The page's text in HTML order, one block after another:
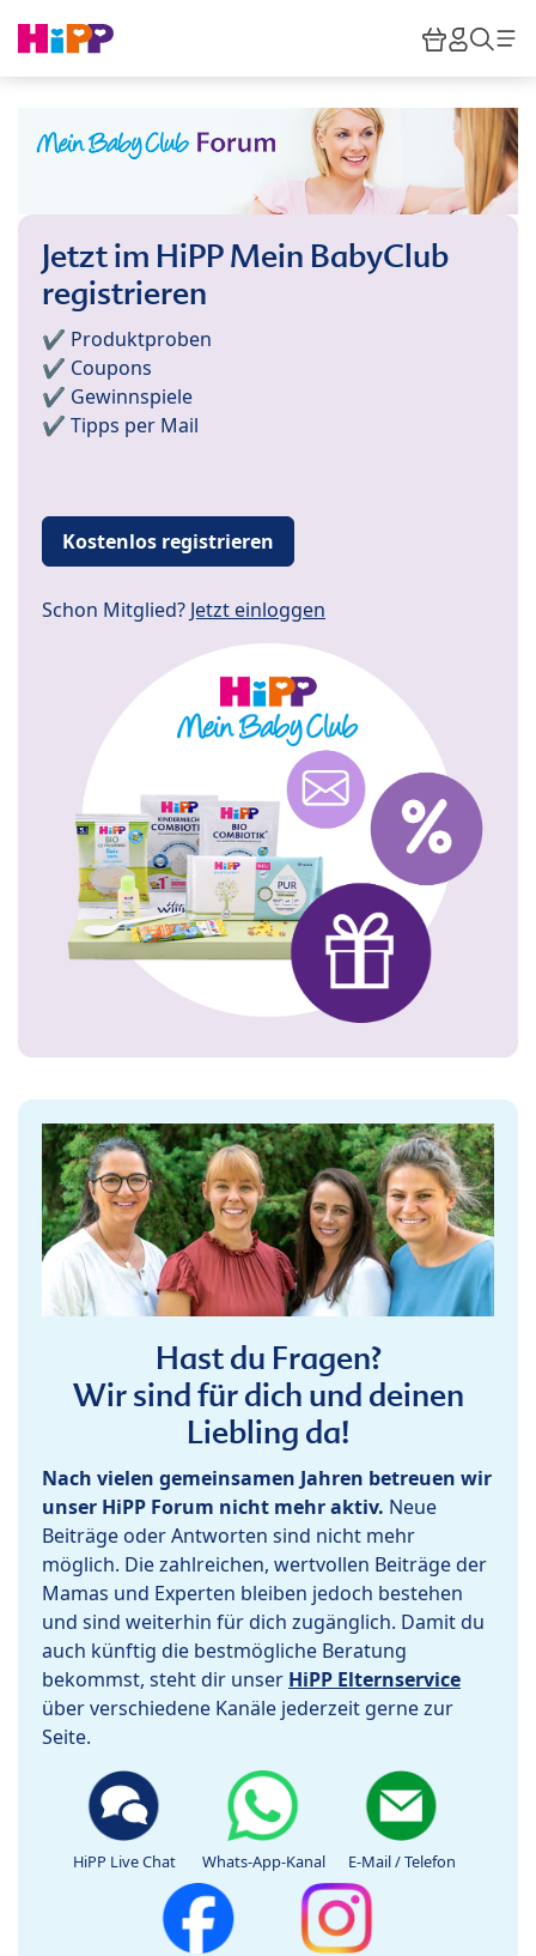
HiPP
Jetzt im HiPP Mein BabyClub
registrieren
✔️ Produktproben
✔️ Coupons
✔️ Gewinnspiele
✔️ Tipps per Mail
Kostenlos registrieren
Schon Mitglied? Jetzt einloggen
Hast du Fragen?
Wir sind für dich und deinen
Liebling da!
Nach vielen gemeinsamen Jahren betreuen wir
unser HiPP Forum nicht mehr aktiv. Neue
Beiträge oder Antworten sind nicht mehr
möglich. Die zahlreichen, wertvollen Beiträge der
Mamas und Experten bleiben jedoch bestehen
und sind weiterhin für dich zugänglich. Damit du
auch künftig die bestmögliche Beratung
bekommst, steht dir unser HiPP Elternservice
über verschiedene Kanäle jederzeit gerne zur
Seite.
HiPP Live Chat Whats-App-Kanal E-Mail / Telefon